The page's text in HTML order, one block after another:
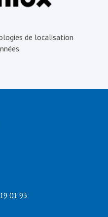
de localisation
01 93